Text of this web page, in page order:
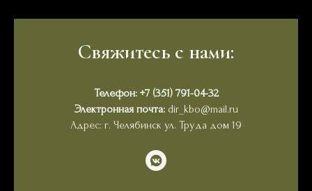
Свяжитесь с нами:
Телефон:+7 (351) 791-04-32
Электронная почта: dir_kbo@mail.ru
Адрес: г. Челябинск ул. Труда дом 19